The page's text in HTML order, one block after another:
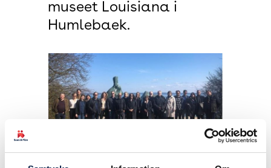
museet Louisiana i
Humlebaek.